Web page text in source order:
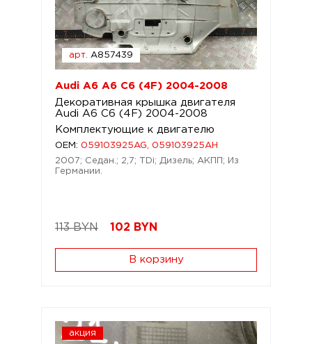
арт. A857439
Audi A6 A6 C6 (4F) 2004-2008
Декоративная крышка двигателя
Audi A6 C6 (4F) 2004-2008
Комплектующие к двигателю
OEM: 059103925AG, 059103925AH
2007; Седан.; 2,7; TDi; Дизель; АКПП; Из
Германии.
113 BYN 102 BYN
В корзину
акция